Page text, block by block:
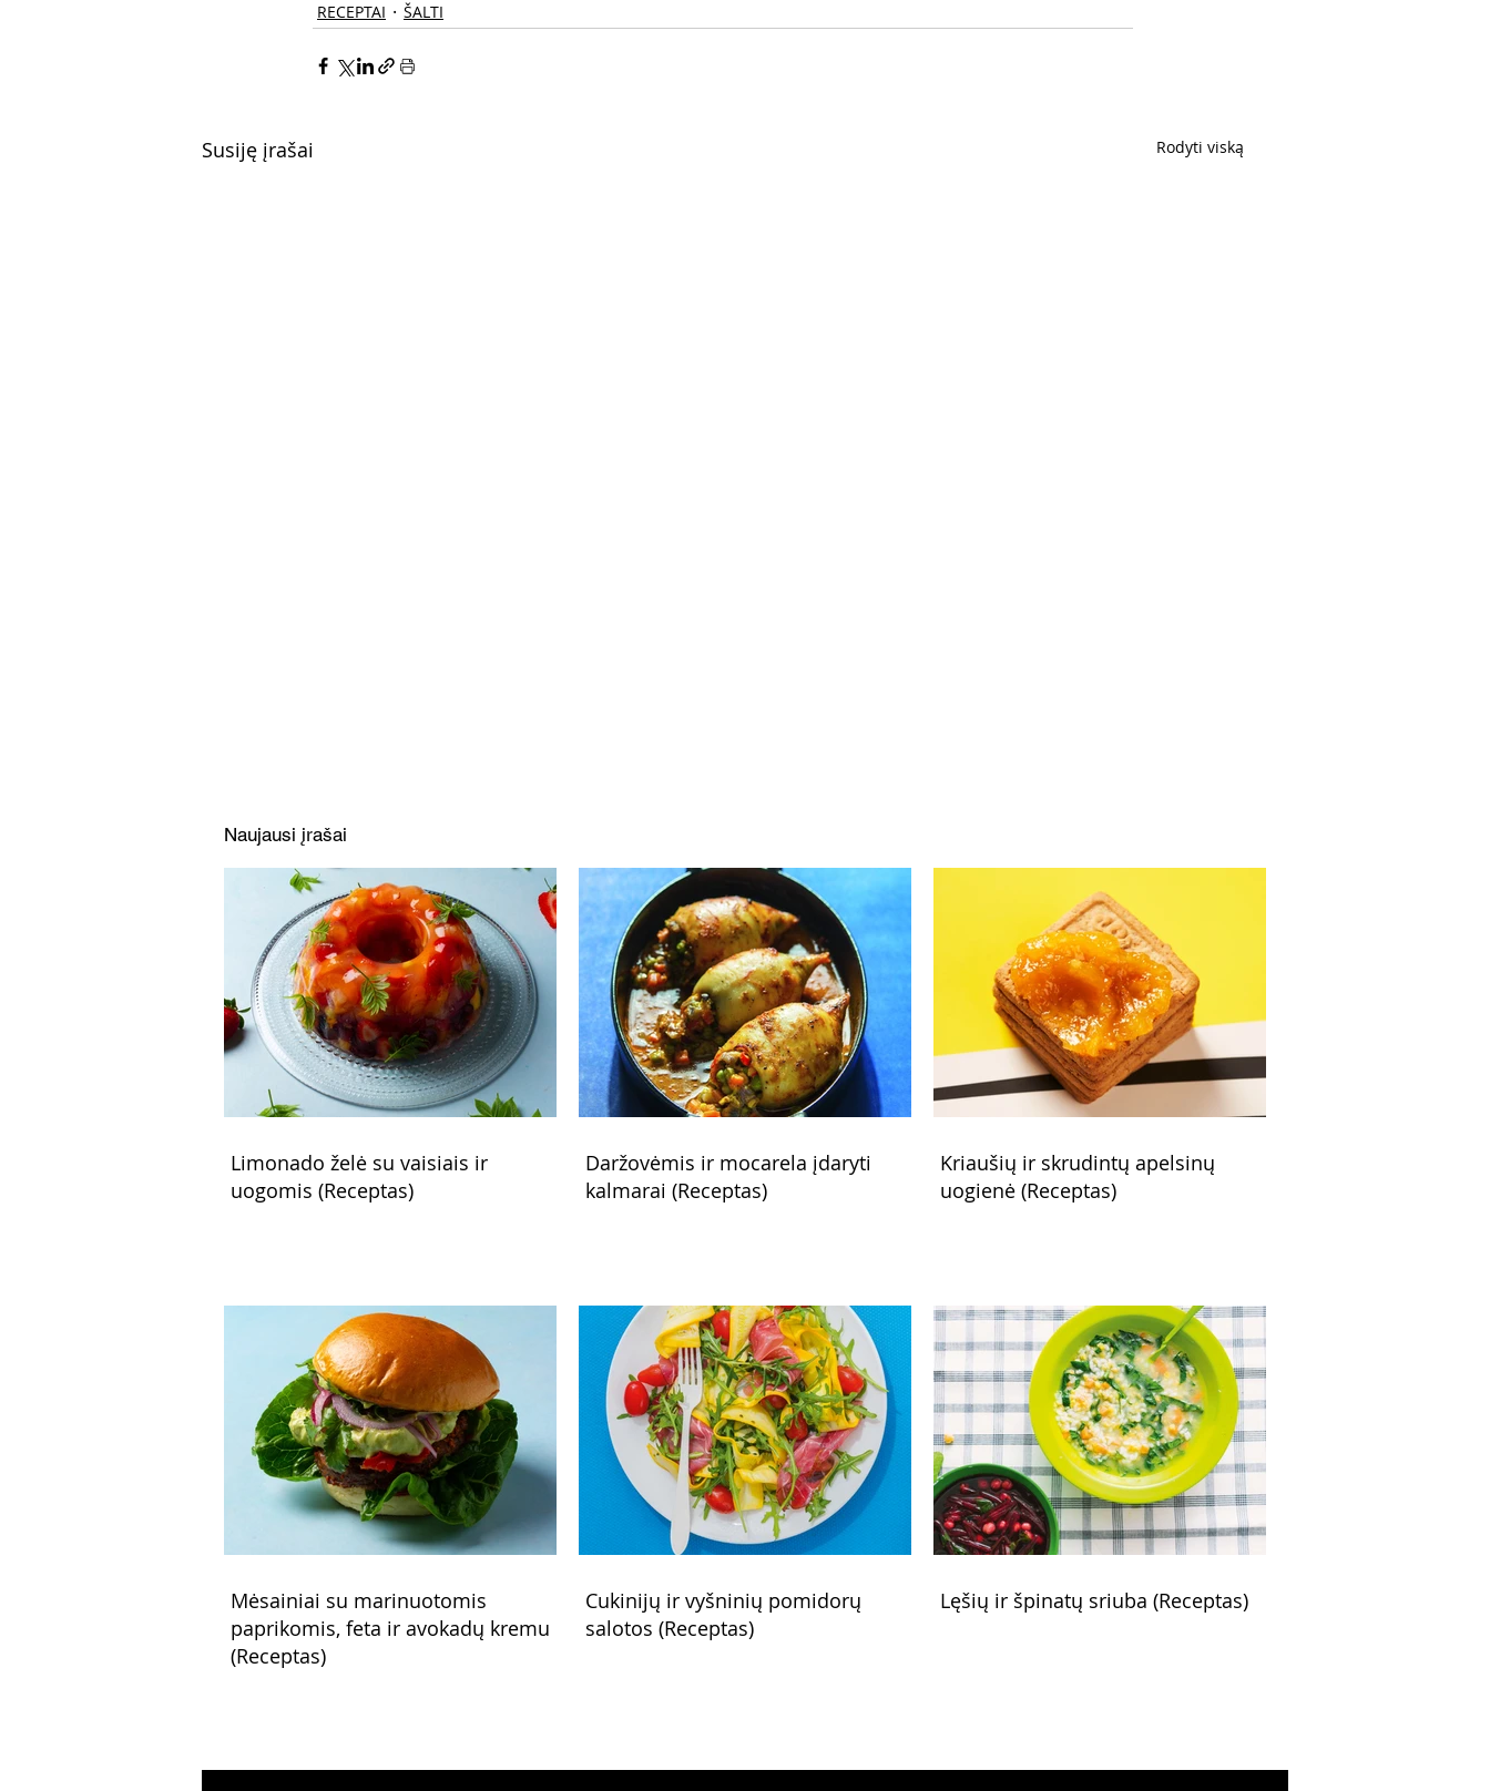
RECEPTAI ŠALTI
Susiję įrašai Rodyti viską
Naujausi įrašai
Limonado želė su vaisiais ir
uogomis (Receptas)
Daržovėmis ir mocarela įdaryti
kalmarai (Receptas)
Kriaušių ir skrudintų apelsinų
uogienė (Receptas)
Mėsainiai su marinuotomis
paprikomis, feta ir avokadų kremu
(Receptas)
Cukinijų ir vyšninių pomidorų
salotos (Receptas)
Lęšių ir špinatų sriuba (Receptas)